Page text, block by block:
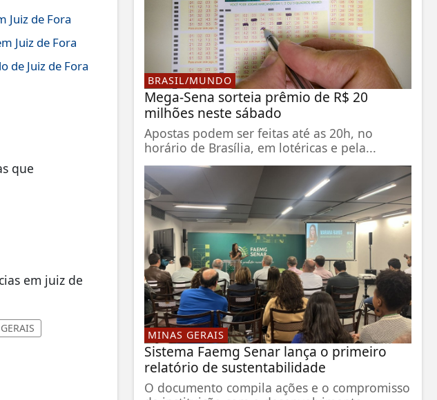
Juiz de Fora
Juiz de Fora
de Juiz de Fora
que
em juiz de
BRASIL/MUNDO
Mega-Sena sorteia prêmio de R$ 20
milhões neste sábado
Apostas podem ser feitas até as 20h, no
horário de Brasília, em lotéricas e pela...
MINAS GERAIS
Sistema Faemg Senar lança o primeiro
relatório de sustentabilidade
O documento compila ações e o compromisso